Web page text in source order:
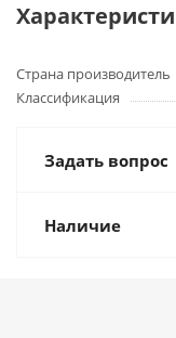
Страна производитель
Классификация
Задать вопрос
Наличие